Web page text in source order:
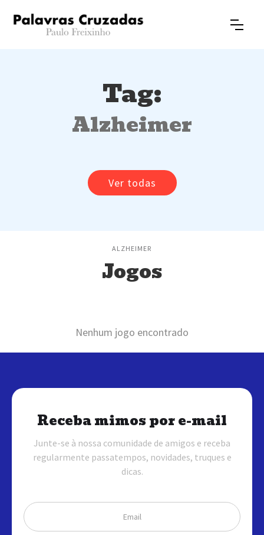
Tag:
Alzheimer
Ver todas
ALZHEIMER
Jogos
Nenhum jogo encontrado
Receba mimos por e-mail
Junte-se à nossa comunidade de amigos e receba
regularmente passatempos, novidades, truques e
dicas.